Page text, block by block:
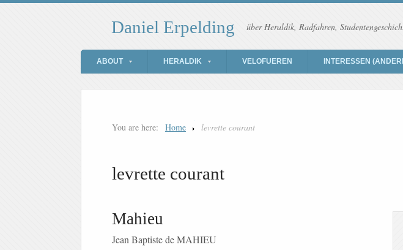
Daniel Erpelding über Heraldik, Radfahren,
ABOUT HERALDIK VELOFUEREN INTERESSEN
You are here: Home levrette courant
levrette courant
Mahieu
Jean Baptiste de MAHIEU